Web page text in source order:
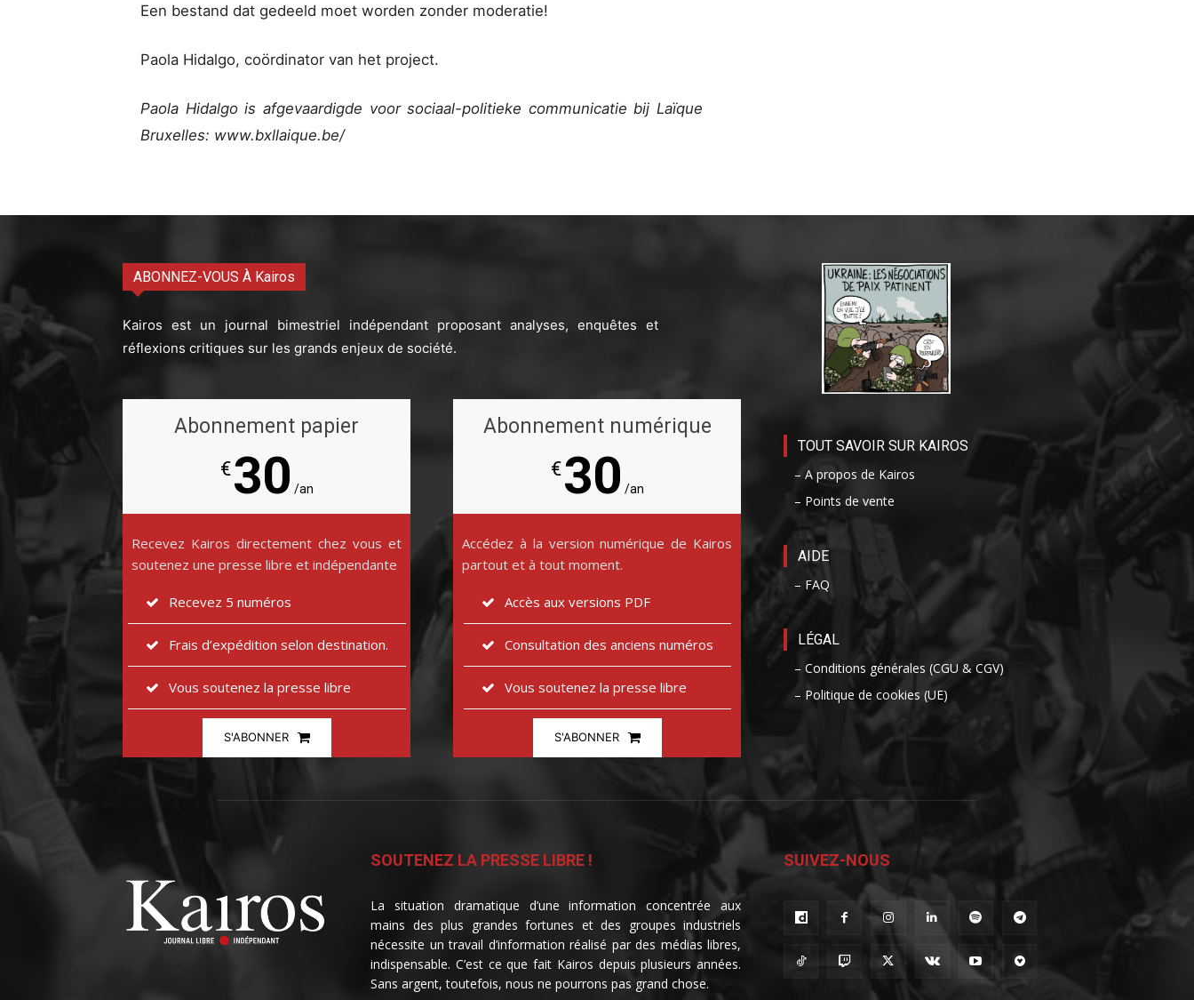
Een bestand dat gedeeld moet worden zonder moderatie!
Paola Hidalgo, coördinator van het project.
Paola Hidalgo is afgevaardigde voor sociaal-politieke communicatie bij Laïque
Bruxelles: www.bxllaique.be/
ABONNEZ-VOUS À Kairos
Kairos est un journal bimestriel indépendant proposant analyses, enquêtes et
réflexions critiques sur les grands enjeux de société.
Abonnement papier
€30 /an
Recevez Kairos directement chez vous et
soutenez une presse libre et indépendante
Recevez 5 numéros
Frais d’expédition selon destination.
Vous soutenez la presse libre
S'ABONNER
Abonnement numérique
€30 /an
Accédez à la version numérique de Kairos
partout et à tout moment.
Accès aux versions PDF
Consultation des anciens numéros
Vous soutenez la presse libre
S'ABONNER
TOUT SAVOIR SUR KAIROS
– A propos de Kairos
– Points de vente
AIDE
– FAQ
LÉGAL
– Conditions générales (CGU & CGV)
– Politique de cookies (UE)
SOUTENEZ LA PRESSE LIBRE !
La situation dramatique d’une information concentrée aux
mains des plus grandes fortunes et des groupes industriels
nécessite un travail d’information réalisé par des médias libres,
indispensable. C’est ce que fait Kairos depuis plusieurs années.
Sans argent, toutefois, nous ne pourrons pas grand chose.
SUIVEZ-NOUS